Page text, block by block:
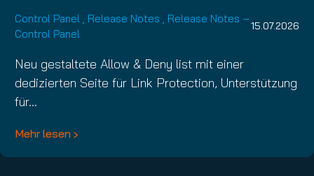
Control Panel , Release Notes , Release Notes –
Control Panel
15.07.2026
Neu gestaltete Allow & Deny list mit einer
dedizierten Seite für Link Protection, Unterstützung
für…
Mehr lesen